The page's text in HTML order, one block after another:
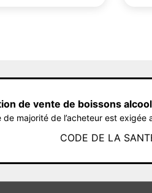
de vente de boissons
de majorité de l’acheteur est exigée
CODE DE LA